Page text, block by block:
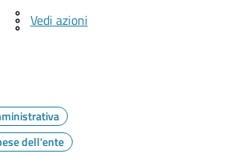
Vedi azioni
dell'ente